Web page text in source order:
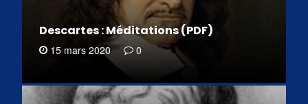
Descartes : Méditations (PDF)
15 mars 2020 0